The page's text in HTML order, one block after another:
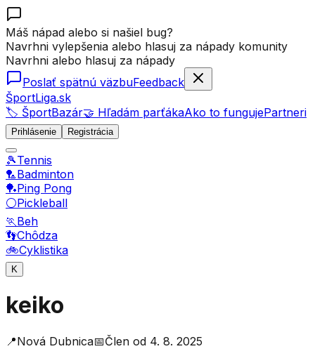
Máš nápad alebo si našiel bug?
Navrhni vylepšenia alebo hlasuj za nápady komunity
Navrhni alebo hlasuj za nápady
Poslať spätnú väzbuFeedback
ŠportLiga.sk
🏷️ ŠportBazár🤝 Hľadám parťákaAko to fungujePartneri
Prihlásenie Registrácia
🎾Tennis
🏸Badminton
🏓Ping Pong
⚪Pickleball
🏃Beh
👣Chôdza
🚲Cyklistika
K
keiko
📍Nová Dubnica📅Člen od 4. 8. 2025